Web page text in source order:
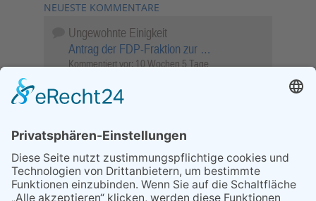
NEUESTE KOMMENTARE
Ungewohnte Einigkeit
Antrag der FDP-Fraktion zur …
Kommentiert vor: 10 Wochen 5 Tage
Objekt …
Kommentiert vor: 25 Wochen 6 Tage
Sperrung für Wassersportler schlägt hohe
Wellen
Sperrung der Stillgewässer
Kommentiert vor:1 Jahr 50 Wochen